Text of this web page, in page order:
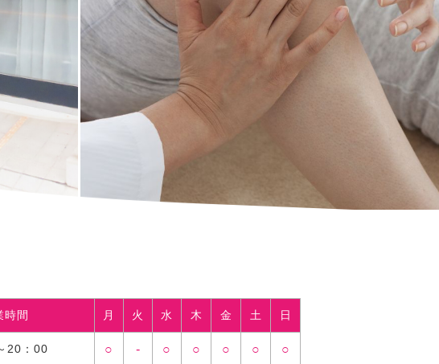
時間 月 火 水 木 金 土 日
20：00 ○ - ○ ○ ○ ○ ○